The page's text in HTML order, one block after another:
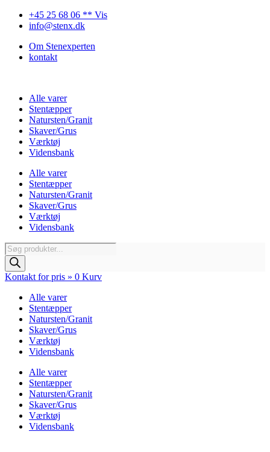
Videre+45 25 68 06 ** Vis
info@stenx.dk
Om Stenexperten
kontakt
Alle varer
Stentæpper
Natursten/Granit
Skaver/Grus
Værktøj
Vidensbank
Alle varer
Stentæpper
Natursten/Granit
Skaver/Grus
Værktøj
Vidensbank
Products
search
Kontakt for pris » 0 Kurv
Alle varer
Stentæpper
Natursten/Granit
Skaver/Grus
Værktøj
Vidensbank
Alle varer
Stentæpper
Natursten/Granit
Skaver/Grus
Værktøj
Vidensbank